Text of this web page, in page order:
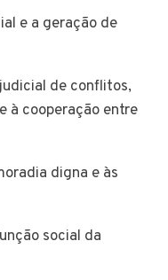
e a geração de
de conflitos,
à cooperação entre
digna e às
social da